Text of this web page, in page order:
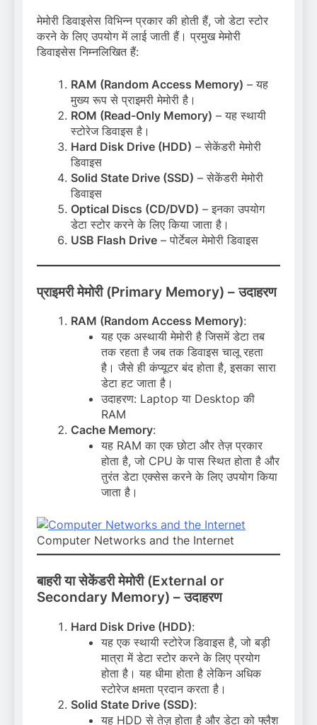
मेमोरी डिवाइसेस विभिन्न प्रकार की होती हैं, जो डेटा स्टोर
करने के लिए उपयोग में लाई जाती हैं। प्रमुख मेमोरी
डिवाइसेस निम्नलिखित हैं:
RAM (Random Access Memory) – यह
मुख्य रूप से प्राइमरी मेमोरी है।
ROM (Read-Only Memory) – यह स्थायी
स्टोरेज डिवाइस है।
Hard Disk Drive (HDD) – सेकेंडरी मेमोरी
डिवाइस
Solid State Drive (SSD) – सेकेंडरी मेमोरी
डिवाइस
Optical Discs (CD/DVD) – इनका उपयोग
डेटा स्टोर करने के लिए किया जाता है।
USB Flash Drive – पोर्टेबल मेमोरी डिवाइस
प्राइमरी मेमोरी (Primary Memory) – उदाहरण
RAM (Random Access Memory):
यह एक अस्थायी मेमोरी है जिसमें डेटा तब
तक रहता है जब तक डिवाइस चालू रहता
है। जैसे ही कंप्यूटर बंद होता है, इसका सारा
डेटा हट जाता है।
उदाहरण: Laptop या Desktop की
RAM
Cache Memory:
यह RAM का एक छोटा और तेज़ प्रकार
होता है, जो CPU के पास स्थित होता है और
तुरंत डेटा एक्सेस करने के लिए उपयोग किया
जाता है।
Computer Networks and the Internet
बाहरी या सेकेंडरी मेमोरी (External or
Secondary Memory) – उदाहरण
Hard Disk Drive (HDD):
यह एक स्थायी स्टोरेज डिवाइस है, जो बड़ी
मात्रा में डेटा स्टोर करने के लिए प्रयोग
होता है। यह धीमा होता है लेकिन अधिक
स्टोरेज क्षमता प्रदान करता है।
Solid State Drive (SSD):
यह HDD से तेज़ होता है और डेटा को फ्लैश